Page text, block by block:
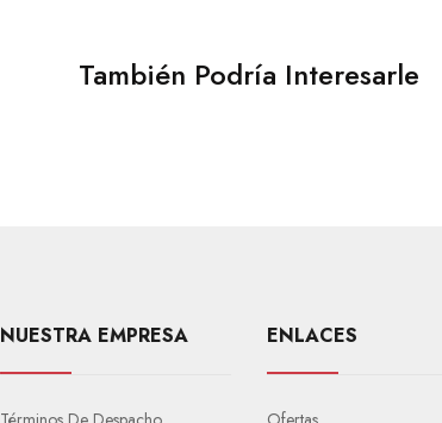
También Podría Interesarle
NUESTRA EMPRESA ENLACES